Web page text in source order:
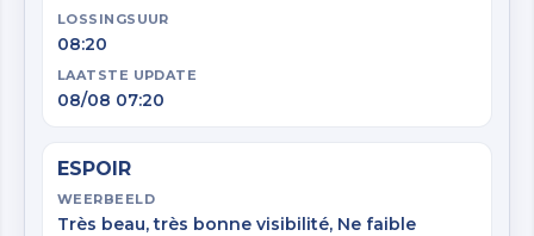
LOSSINGSUUR
08:20
LAATSTE UPDATE
08/08 07:20
ESPOIR
WEERBEELD
Très beau, très bonne visibilité, Ne faible